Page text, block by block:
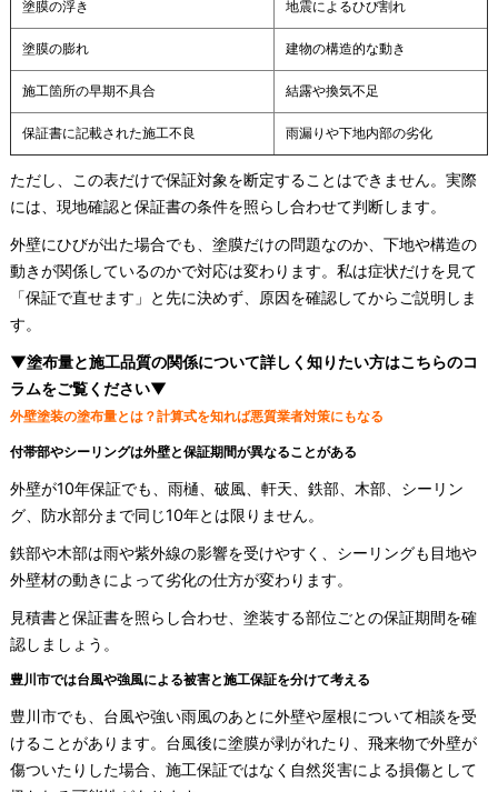
塗膜の浮き 地震によるひび割れ
塗膜の膨れ 建物の構造的な動き
施工箇所の早期不具合 結露や換気不足
保証書に記載された施工不良 雨漏りや下地内部の劣化
ただし、この表だけで保証対象を断定することはできません。実際
には、現地確認と保証書の条件を照らし合わせて判断します。
外壁にひびが出た場合でも、塗膜だけの問題なのか、下地や構造の
動きが関係しているのかで対応は変わります。私は症状だけを見て
「保証で直せます」と先に決めず、原因を確認してからご説明しま
す。
▼塗布量と施工品質の関係について詳しく知りたい方はこちらのコ
ラムをご覧ください▼
外壁塗装の塗布量とは？計算式を知れば悪質業者対策にもなる
付帯部やシーリングは外壁と保証期間が異なることがある
外壁が10年保証でも、雨樋、破風、軒天、鉄部、木部、シーリン
グ、防水部分まで同じ10年とは限りません。
鉄部や木部は雨や紫外線の影響を受けやすく、シーリングも目地や
外壁材の動きによって劣化の仕方が変わります。
見積書と保証書を照らし合わせ、塗装する部位ごとの保証期間を確
認しましょう。
豊川市では台風や強風による被害と施工保証を分けて考える
豊川市でも、台風や強い雨風のあとに外壁や屋根について相談を受
けることがあります。台風後に塗膜が剥がれたり、飛来物で外壁が
傷ついたりした場合、施工保証ではなく自然災害による損傷として